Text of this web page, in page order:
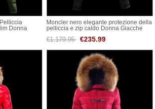
Donna
Moncler nero elegante protezione della
pelliccia e zip caldo Donna Giacche
€1,179.95 €235.99